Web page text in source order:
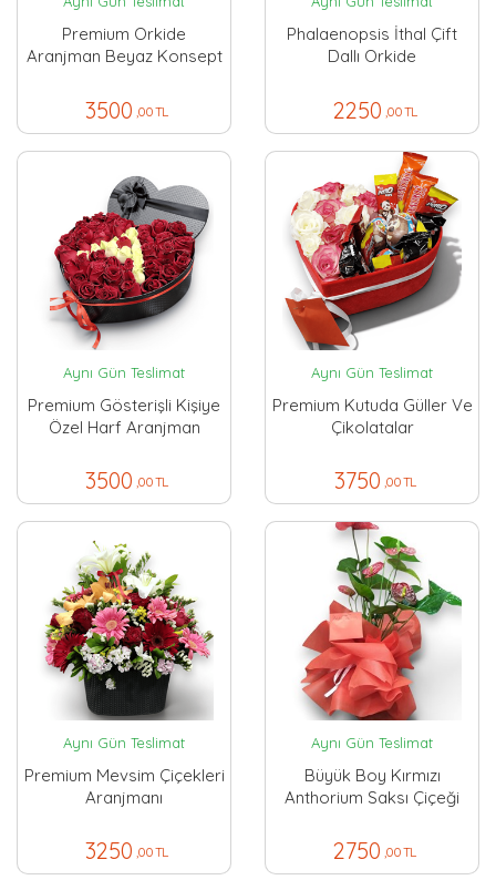
Premium Orkide
Aranjman Beyaz Konsept
3500 ,00 TL
Phalaenopsis İthal Çift
Dallı Orkide
2250 ,00 TL
Aynı Gün Teslimat
Premium Gösterişli Kişiye
Özel Harf Aranjman
3500 ,00 TL
Aynı Gün Teslimat
Premium Kutuda Güller Ve
Çikolatalar
3750 ,00 TL
Aynı Gün Teslimat
Premium Mevsim Çiçekleri
Aranjmanı
3250 ,00 TL
Aynı Gün Teslimat
Büyük Boy Kırmızı
Anthorium Saksı Çiçeği
2750 ,00 TL